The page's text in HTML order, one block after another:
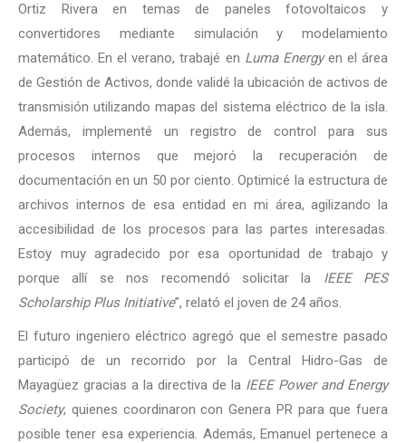
Ortiz Rivera en temas de paneles fotovoltaicos y
convertidores mediante simulación y modelamiento
matemático. En el verano, trabajé en Luma Energyen el área
de Gestión de Activos, donde validé la ubicación de activos de
transmisión utilizando mapas del sistema eléctrico de la isla.
Además, implementé un registro de control para sus
procesos internos que mejoró la recuperación de
documentación en un 50 por ciento. Optimicé la estructura de
archivos internos de esa entidad en mi área, agilizando la
accesibilidad de los procesos para las partes interesadas.
Estoy muy agradecido por esa oportunidad de trabajo y
porque allí se nos recomendó solicitar la IEEE PES
Scholarship Plus Initiative”, relató el joven de 24 años.
El futuro ingeniero eléctrico agregó que el semestre pasado
participó de un recorrido por la Central Hidro-Gas de
Mayagüez gracias a la directiva de la IEEE Power and Energy
Society, quienes coordinaron con Genera PR para que fuera
posible tener esa experiencia. Además, Emanuel pertenece a